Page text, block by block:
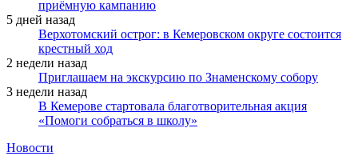
приёмную кампанию
5 дней назад
Верхотомский острог: в Кемеровском округе состоится
крестный ход
2 недели назад
Приглашаем на экскурсию по Знаменскому собору
3 недели назад
В Кемерове стартовала благотворительная акция
«Помоги собраться в школу»
Новости